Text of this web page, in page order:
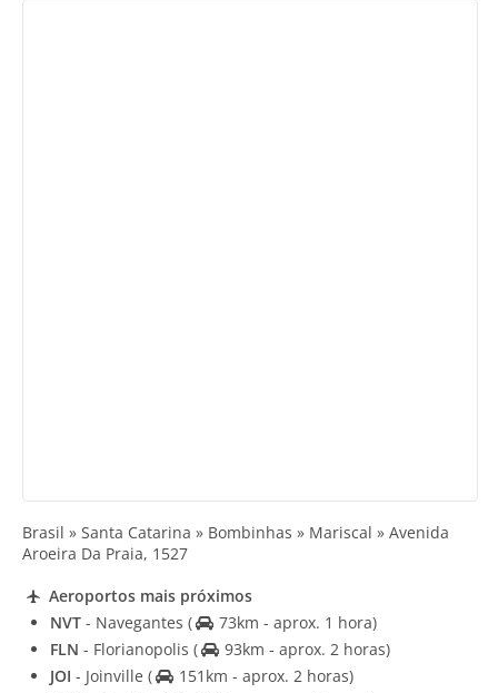
Brasil » Santa Catarina » Bombinhas » Mariscal » Avenida
Aroeira Da Praia, 1527
Aeroportos mais próximos
NVT - Navegantes (
73km - aprox. 1 hora)
FLN - Florianopolis (
93km - aprox. 2 horas)
JOI - Joinville (
151km - aprox. 2 horas)